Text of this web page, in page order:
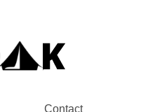
Contact